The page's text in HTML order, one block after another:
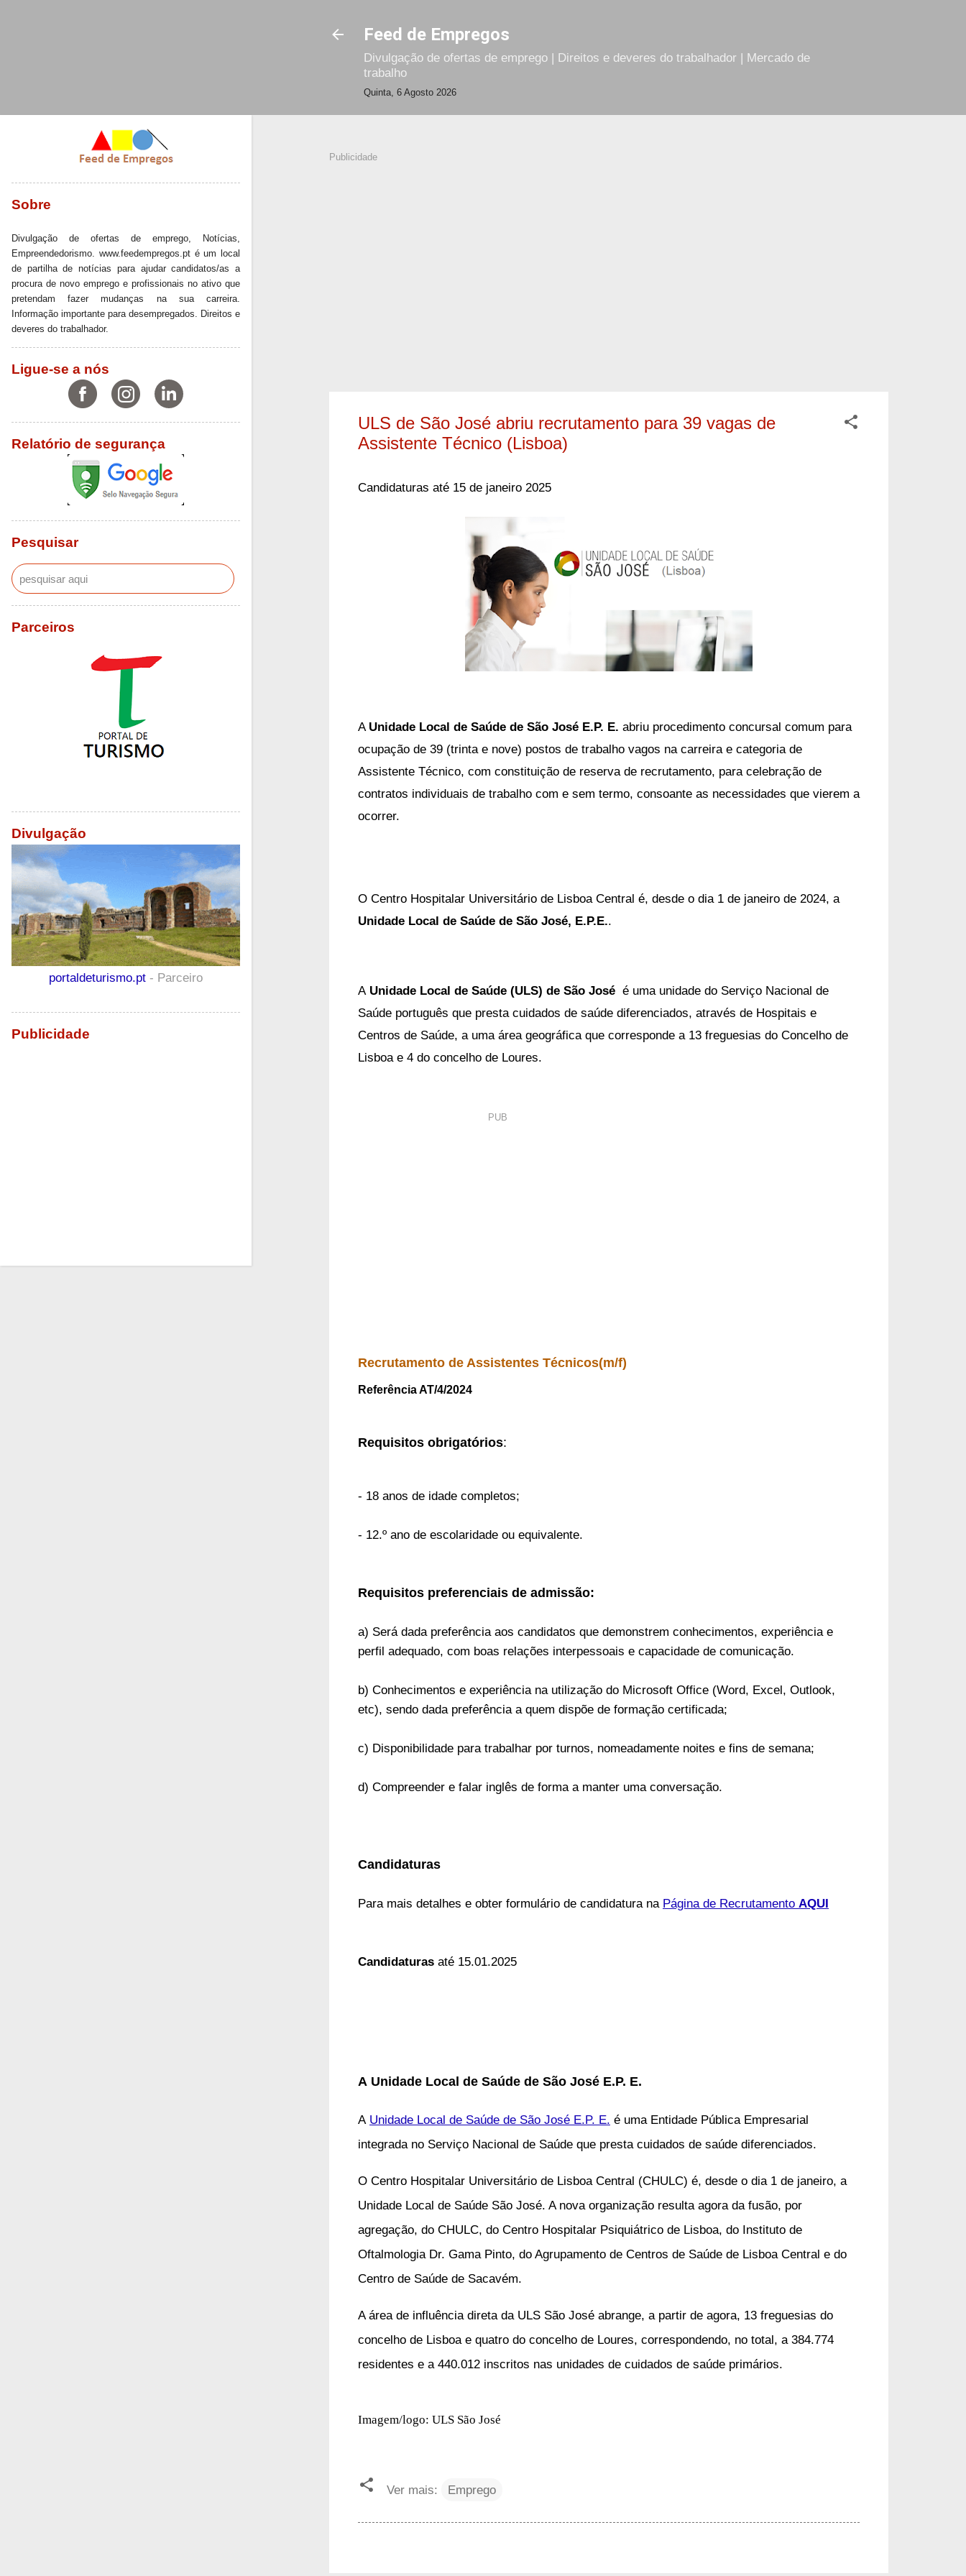
Feed de Empregos
Divulgação de ofertas de emprego | Direitos e deveres do trabalhador | Mercado de
trabalho
Quinta, 6 Agosto 2026
Publicidade
ULS de São José abriu recrutamento para 39 vagas de
Assistente Técnico (Lisboa)
Candidaturas até 15 de janeiro 2025
A Unidade Local de Saúde de São José E.P. E. abriu procedimento concursal comum para
ocupação de 39 (trinta e nove) postos de trabalho vagos na carreira e categoria de
Assistente Técnico, com constituição de reserva de recrutamento, para celebração de
contratos individuais de trabalho com e sem termo, consoante as necessidades que vierem a
ocorrer.
O Centro Hospitalar Universitário de Lisboa Central é, desde o dia 1 de janeiro de 2024, a
Unidade Local de Saúde de São José, E.P.E..
A Unidade Local de Saúde (ULS) de São José é uma unidade do Serviço Nacional de
Saúde português que presta cuidados de saúde diferenciados, através de Hospitais e
Centros de Saúde, a uma área geográfica que corresponde a 13 freguesias do Concelho de
Lisboa e 4 do concelho de Loures.
PUB
Recrutamento de Assistentes Técnicos(m/f)
Referência AT/4/2024
Requisitos obrigatórios:
- 18 anos de idade completos;
- 12.º ano de escolaridade ou equivalente.
Requisitos preferenciais de admissão:
a) Será dada preferência aos candidatos que demonstrem conhecimentos, experiência e
perfil adequado, com boas relações interpessoais e capacidade de comunicação.
b) Conhecimentos e experiência na utilização do Microsoft Office (Word, Excel, Outlook,
etc), sendo dada preferência a quem dispõe de formação certificada;
c) Disponibilidade para trabalhar por turnos, nomeadamente noites e fins de semana;
d) Compreender e falar inglês de forma a manter uma conversação.
Candidaturas
Para mais detalhes e obter formulário de candidatura na Página de Recrutamento AQUI
Candidaturas até 15.01.2025
A Unidade Local de Saúde de São José E.P. E.
A Unidade Local de Saúde de São José E.P. E. é uma Entidade Pública Empresarial
integrada no Serviço Nacional de Saúde que presta cuidados de saúde diferenciados.
O Centro Hospitalar Universitário de Lisboa Central (CHULC) é, desde o dia 1 de janeiro, a
Unidade Local de Saúde São José. A nova organização resulta agora da fusão, por
agregação, do CHULC, do Centro Hospitalar Psiquiátrico de Lisboa, do Instituto de
Oftalmologia Dr. Gama Pinto, do Agrupamento de Centros de Saúde de Lisboa Central e do
Centro de Saúde de Sacavém.
A área de influência direta da ULS São José abrange, a partir de agora, 13 freguesias do
concelho de Lisboa e quatro do concelho de Loures, correspondendo, no total, a 384.774
residentes e a 440.012 inscritos nas unidades de cuidados de saúde primários.
Imagem/logo: ULS São José
Ver mais: Emprego
Sobre
Divulgação de ofertas de emprego, Notícias,
Empreendedorismo. www.feedempregos.pt é um local
de partilha de notícias para ajudar candidatos/as a
procura de novo emprego e profissionais no ativo que
pretendam fazer mudanças na sua carreira.
Informação importante para desempregados. Direitos e
deveres do trabalhador.
Ligue-se a nós
Relatório de segurança
Pesquisar
Parceiros
Divulgação
portaldeturismo.pt - Parceiro
Publicidade